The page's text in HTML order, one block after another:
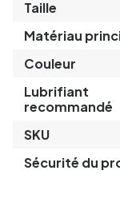
Taille
Matériau
Couleur
Lubrifiant
recommandé
SKU
Sécurité du